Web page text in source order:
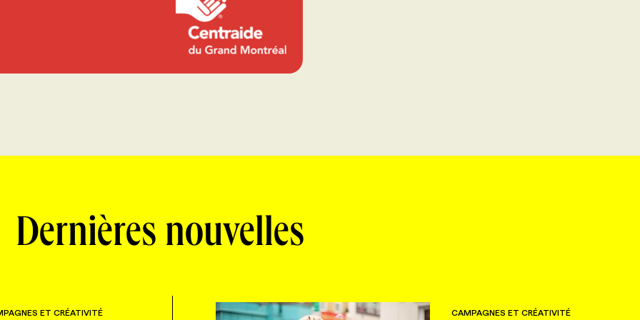
Dernières nouvelles
ET CRÉATIVITÉ CAMPAGNES ET CRÉATIVITÉ